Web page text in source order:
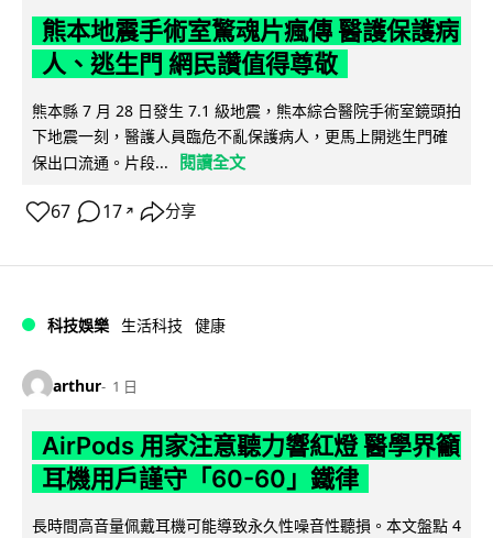
熊本地震手術室驚魂片瘋傳 醫護保護病
人、逃生門 網民讚值得尊敬
熊本縣 7 月 28 日發生 7.1 級地震，熊本綜合醫院手術室鏡頭拍
下地震一刻，醫護人員臨危不亂保護病人，更馬上開逃生門確
保出口流通。片段...
閱讀全文
67 17 ↗ 分享
科技娛樂 生活科技 健康
arthur 1 日
AirPods 用家注意聽力響紅燈 醫學界籲
耳機用戶謹守「60-60」鐵律
長時間高音量佩戴耳機可能導致永久性噪音性聽損。本文盤點 4